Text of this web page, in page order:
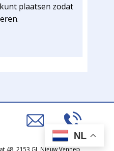
plaatsen zodat
48, 2153 GL Nieuw Vennep
NL